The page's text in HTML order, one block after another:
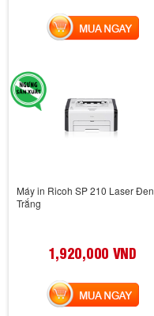
MUA NGAY
Máy in Ricoh SP 210 Laser Đen
Trắng
1,920,000 VND
MUA NGAY